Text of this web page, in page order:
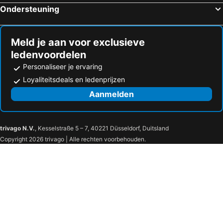
Ondersteuning
Meld je aan voor exclusieve
ledenvoordelen
Personaliseer je ervaring
Loyaliteitsdeals en ledenprijzen
Aanmelden
trivago N.V., Kesselstraße 5 – 7, 40221 Düsseldorf, Duitsland
Copyright 2026 trivago | Alle rechten voorbehouden.